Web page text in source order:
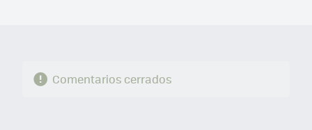
Comentarios cerrados